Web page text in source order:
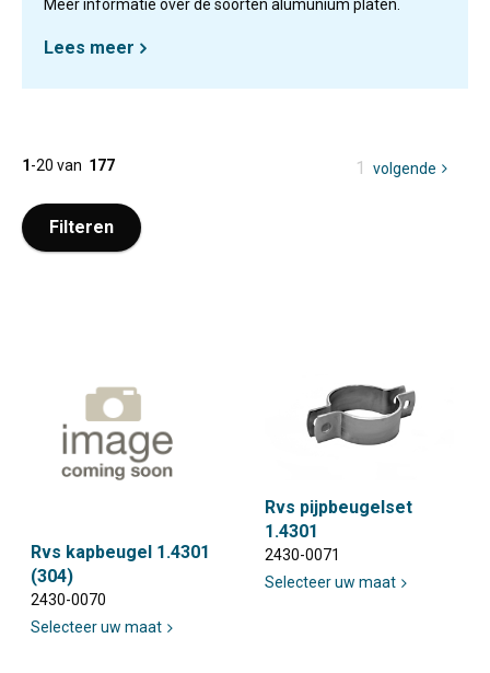
Meer informatie over de soorten alumunium platen.
Lees meer
1-20 van 177
U1 volgende pagina
Filteren
Rvs kapbeugel 1.4301
(304)
2430-0070
Selecteer uw maat
Rvs pijpbeugelset
1.4301
2430-0071
Selecteer uw maat